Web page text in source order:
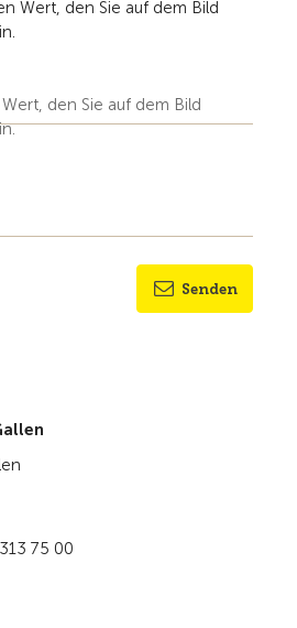
den Sie auf dem Bild
Senden
75 00